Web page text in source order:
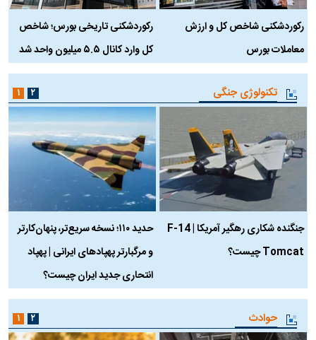
رکوردشکنی شاخص کل و ارزش
معاملات بورس
رکوردشکنی تاریخی بورس؛ شاخص
کل وارد کانال ۵.۵ میلیون واحد شد
تکنولوژی جنگی
جنگنده شکاری رهگیر آمریکا | F-14
Tomcat چیست؟
حدید ۱۱۰؛ نسخه سریع‌تر، پنهان‌کارتر
و مرگبارتر پهپادهای ایرانی | پهپاد
انتحاری جدید ایران چیست؟
۱ ۲
حوادث ۱ ۲